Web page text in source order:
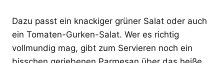
Dazu passt ein knackiger grüner Salat oder auch
ein Tomaten-Gurken-Salat. Wer es richtig
vollmundig mag, gibt zum Servieren noch ein